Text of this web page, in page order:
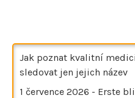
Jak poznat kvalitní
sledovat jen jejich název
1 července 2026 - Erste